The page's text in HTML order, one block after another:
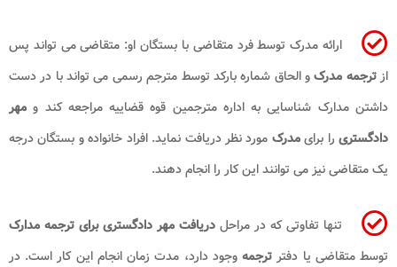
ارائه مدرک توسط فرد متقاضی با بستگان او: متقاضی می تواند پس
ازترجمه مدرکو الحاق شماره بارکد توسط مترجم رسمی می تواند با در دست
داشتن مدارک شناسایی به اداره مترجمین قوه قضاییه مراجعه کند و مهر
دادگستری را برایمدرک مورد نظر دریافت نماید. افراد خانواده و بستگان درجه
یک متقاضی نیز می توانند این کار را انجام دهند.
تنها تفاوتی که در مراحل دریافت مهر دادگستری برای ترجمه مدارک
توسط متقاضی یا دفتر ترجمهوجود دارد، مدت زمان انجام این کار است. در